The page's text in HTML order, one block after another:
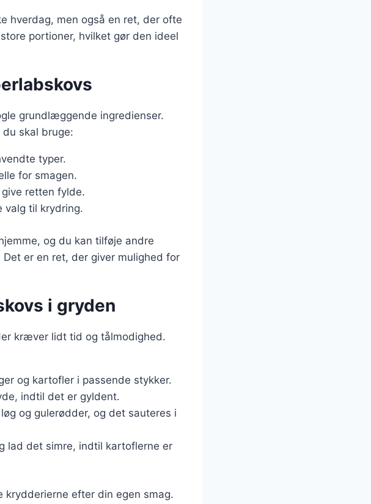
hverdag, men også en ret, der ofte
portioner, hvilket gør den ideel
grundlæggende ingredienser.
skal bruge:
typer.
for smagen.
retten fylde.
til krydring.
og du kan tilføje andre
er en ret, der giver mulighed for
i gryden
kræver lidt tid og tålmodighed.
og kartofler i passende stykker.
indtil det er gyldent.
og gulerødder, og det sauteres i
lad det simre, indtil kartoflerne er
krydderierne efter din egen smag.